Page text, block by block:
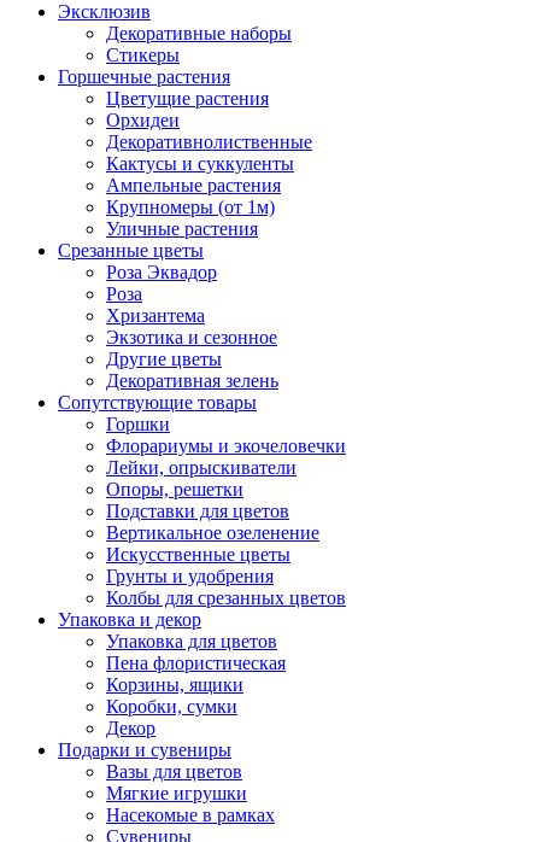
Эксклюзив
Декоративные наборы
Стикеры
Горшечные растения
Цветущие растения
Орхидеи
Декоративнолиственные
Кактусы и суккуленты
Ампельные растения
Крупномеры (от 1м)
Уличные растения
Срезанные цветы
Роза Эквадор
Роза
Хризантема
Экзотика и сезонное
Другие цветы
Декоративная зелень
Сопутствующие товары
Горшки
Флорариумы и экочеловечки
Лейки, опрыскиватели
Опоры, решетки
Подставки для цветов
Вертикальное озеленение
Искусственные цветы
Грунты и удобрения
Колбы для срезанных цветов
Упаковка и декор
Упаковка для цветов
Пена флористическая
Корзины, ящики
Коробки, сумки
Декор
Подарки и сувениры
Вазы для цветов
Мягкие игрушки
Насекомые в рамках
Сувениры